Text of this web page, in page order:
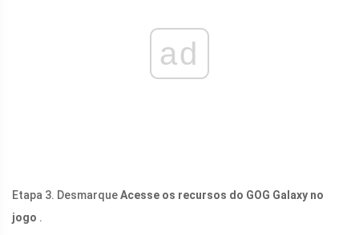
ad
Etapa 3. DesmarqueAcesse os recursos do GOG Galaxy no
jogo .